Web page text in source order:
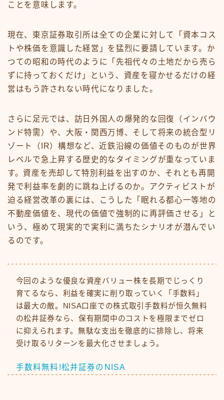
ことを意味します。
現在、東京証券取引所は全ての企業に対して「資本コス
トや株価を意識した経営」を猛烈に要請しています。か
つての昭和の時代のように「先祖代々の土地だから売ら
ずに持っておくだけ」という、資産を寝かせるだけの経
営はもう許されない時代になりました。
さらに足元では、訪日外国人の爆発的な回復（インバウ
ンド特需）や、大阪・関西万博、そして将来の統合型リ
ゾート（IR）構想など、近鉄沿線の価値そのものが世界
レベルで急上昇する歴史的なタイミングが重なっていま
す。資産を売却して特別利益を出すのか、それとも再開
発で利益率を劇的に跳ね上げるのか。アクティビストが
迫る経営改革の裏には、こうした「眠れる都心一等地の
不動産価値を、現代の価値で強制的に再評価させる」と
いう、極めて現実的で実利に満ちたシナリオが潜んでい
るのです。
今回のような優良な資産バリュー株を長期でじっくり
育てるなら、利益を確実に削り取っていく「手数料」
は最大の敵。NISA口座での株式取引手数料が恒久無料
の松井証券なら、保有期間中のコストを極限までゼロ
に抑えられます。無駄な支出を徹底的に排除し、将来
受け取るリターンを最大化させましょう。
手数料無料!松井証券のNISA